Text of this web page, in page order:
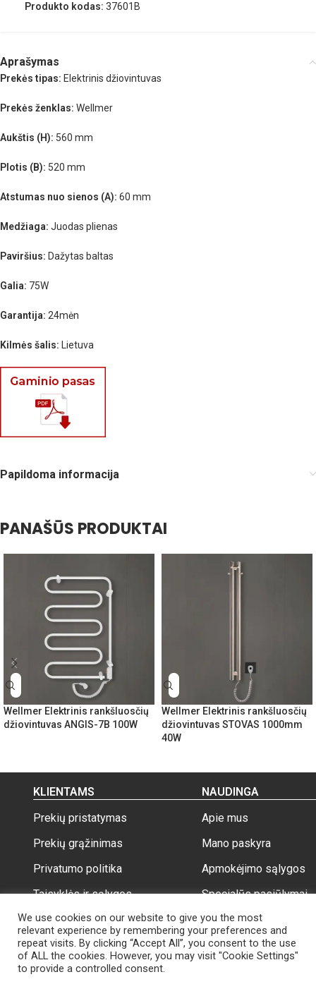
Produkto kodas: 37601B
Aprašymas
Prekės tipas: Elektrinis džiovintuvas
Prekės ženklas: Wellmer
Aukštis (H): 560 mm
Plotis (B): 520 mm
Atstumas nuo sienos (A): 60 mm
Medžiaga: Juodas plienas
Paviršius: Dažytas baltas
Galia: 75W
Garantija: 24mėn
Kilmės šalis: Lietuva
Papildoma informacija
PANAŠŪS PRODUKTAI
Wellmer Elektrinis rankšluosčių
džiovintuvas ANGIS-7B 100W
Wellmer Elektrinis rankšluosčių
džiovintuvas STOVAS 1000mm
40W
KLIENTAMS
Prekių pristatymas
Prekių grąžinimas
Privatumo politika
Taisyklės ir sąlygos
NAUDINGA
Apie mus
Mano paskyra
Apmokėjimo sąlygos
Specialūs pasiūlymai
We use cookies on our website to give you the most
relevant experience by remembering your preferences and
repeat visits. By clicking “Accept All”, you consent to the use
of ALL the cookies. However, you may visit "Cookie Settings"
to provide a controlled consent.